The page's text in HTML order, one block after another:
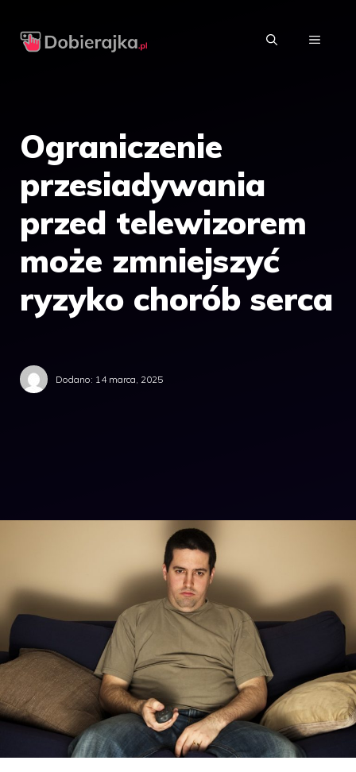
MENU
Ograniczenie
przesiadywania
przed telewizorem
może zmniejszyć
ryzyko chorób serca
Dodano: 14 marca, 2025